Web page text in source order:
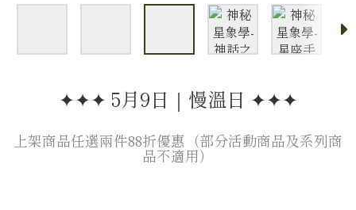
✦✦✦ 5月9日｜慢溫日 ✦✦✦
上架商品任選兩件88折優惠（部分活動商品及系列商
品不適用）